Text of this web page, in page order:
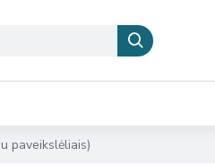
paveikslėliais)